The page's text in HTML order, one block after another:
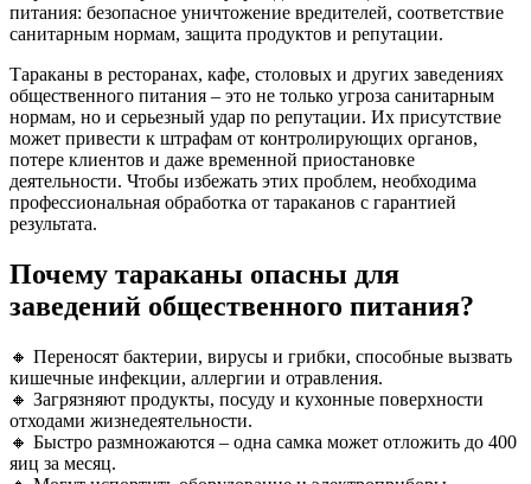
питания: безопасное уничтожение вредителей, соответствие
санитарным нормам, защита продуктов и репутации.
Тараканы в ресторанах, кафе, столовых и других заведениях
общественного питания – это не только угроза санитарным
нормам, но и серьезный удар по репутации. Их присутствие
может привести к штрафам от контролирующих органов,
потере клиентов и даже временной приостановке
деятельности. Чтобы избежать этих проблем, необходима
профессиональная обработка от тараканов с гарантией
результата.
Почему тараканы опасны для
заведений общественного питания?
🔸 Переносят бактерии, вирусы и грибки, способные вызвать
кишечные инфекции, аллергии и отравления.
🔸 Загрязняют продукты, посуду и кухонные поверхности
отходами жизнедеятельности.
🔸 Быстро размножаются – одна самка может отложить до 400
яиц за месяц.